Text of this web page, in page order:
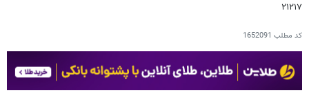
۲۱۲۱۷
کد مطلب 1652091